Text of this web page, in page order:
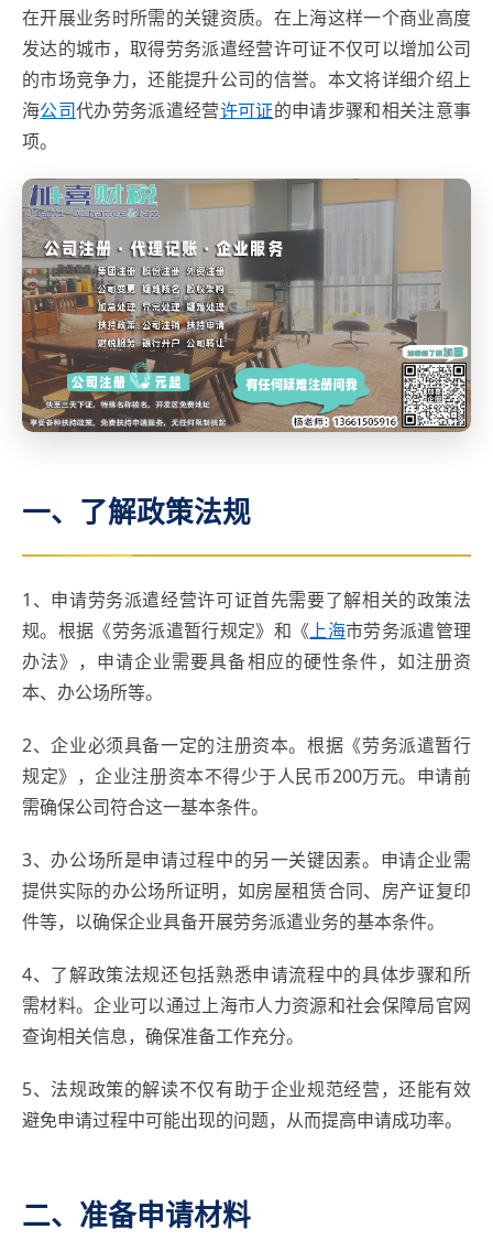
在开展业务时所需的关键资质。在上海这样一个商业高度
发达的城市，取得劳务派遣经营许可证不仅可以增加公司
的市场竞争力，还能提升公司的信誉。本文将详细介绍上
海公司代办劳务派遣经营许可证的申请步骤和相关注意事
项。
一、了解政策法规
1、申请劳务派遣经营许可证首先需要了解相关的政策法
规。根据《劳务派遣暂行规定》和《上海市劳务派遣管理
办法》，申请企业需要具备相应的硬性条件，如注册资
本、办公场所等。
2、企业必须具备一定的注册资本。根据《劳务派遣暂行
规定》，企业注册资本不得少于人民币200万元。申请前
需确保公司符合这一基本条件。
3、办公场所是申请过程中的另一关键因素。申请企业需
提供实际的办公场所证明，如房屋租赁合同、房产证复印
件等，以确保企业具备开展劳务派遣业务的基本条件。
4、了解政策法规还包括熟悉申请流程中的具体步骤和所
需材料。企业可以通过上海市人力资源和社会保障局官网
查询相关信息，确保准备工作充分。
5、法规政策的解读不仅有助于企业规范经营，还能有效
避免申请过程中可能出现的问题，从而提高申请成功率。
二、准备申请材料